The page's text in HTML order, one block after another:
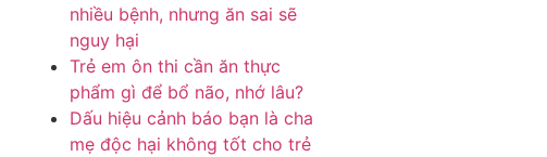
nhiều bệnh, nhưng ăn sai sẽ
nguy hại
Trẻ em ôn thi cần ăn thực
phẩm gì để bổ não, nhớ lâu?
Dấu hiệu cảnh báo bạn là cha
mẹ độc hại không tốt cho trẻ